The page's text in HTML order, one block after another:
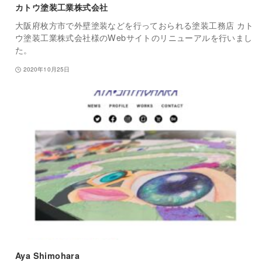
カトウ塗装工業株式会社
大阪府枚方市で外壁塗装などを行っておられる塗装工務店 カト
ウ塗装工業株式会社様のWebサイトのリニューアルを行いまし
た。
2020年10月25日
Aya Shimohara